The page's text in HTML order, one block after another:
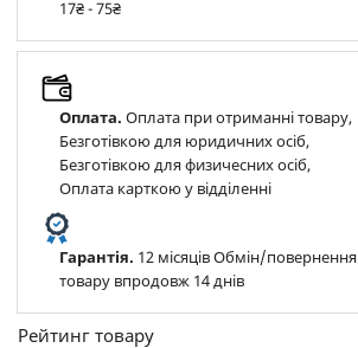
17₴ - 75₴
Оплата. Оплата при отриманні товару,
Безготівкою для юридичних осіб,
Безготівкою для физичесних осіб,
Оплата карткою у відділенні
Гарантія. 12 місяців Обмін/повернення
товару впродовж 14 днів
Рейтинг товару